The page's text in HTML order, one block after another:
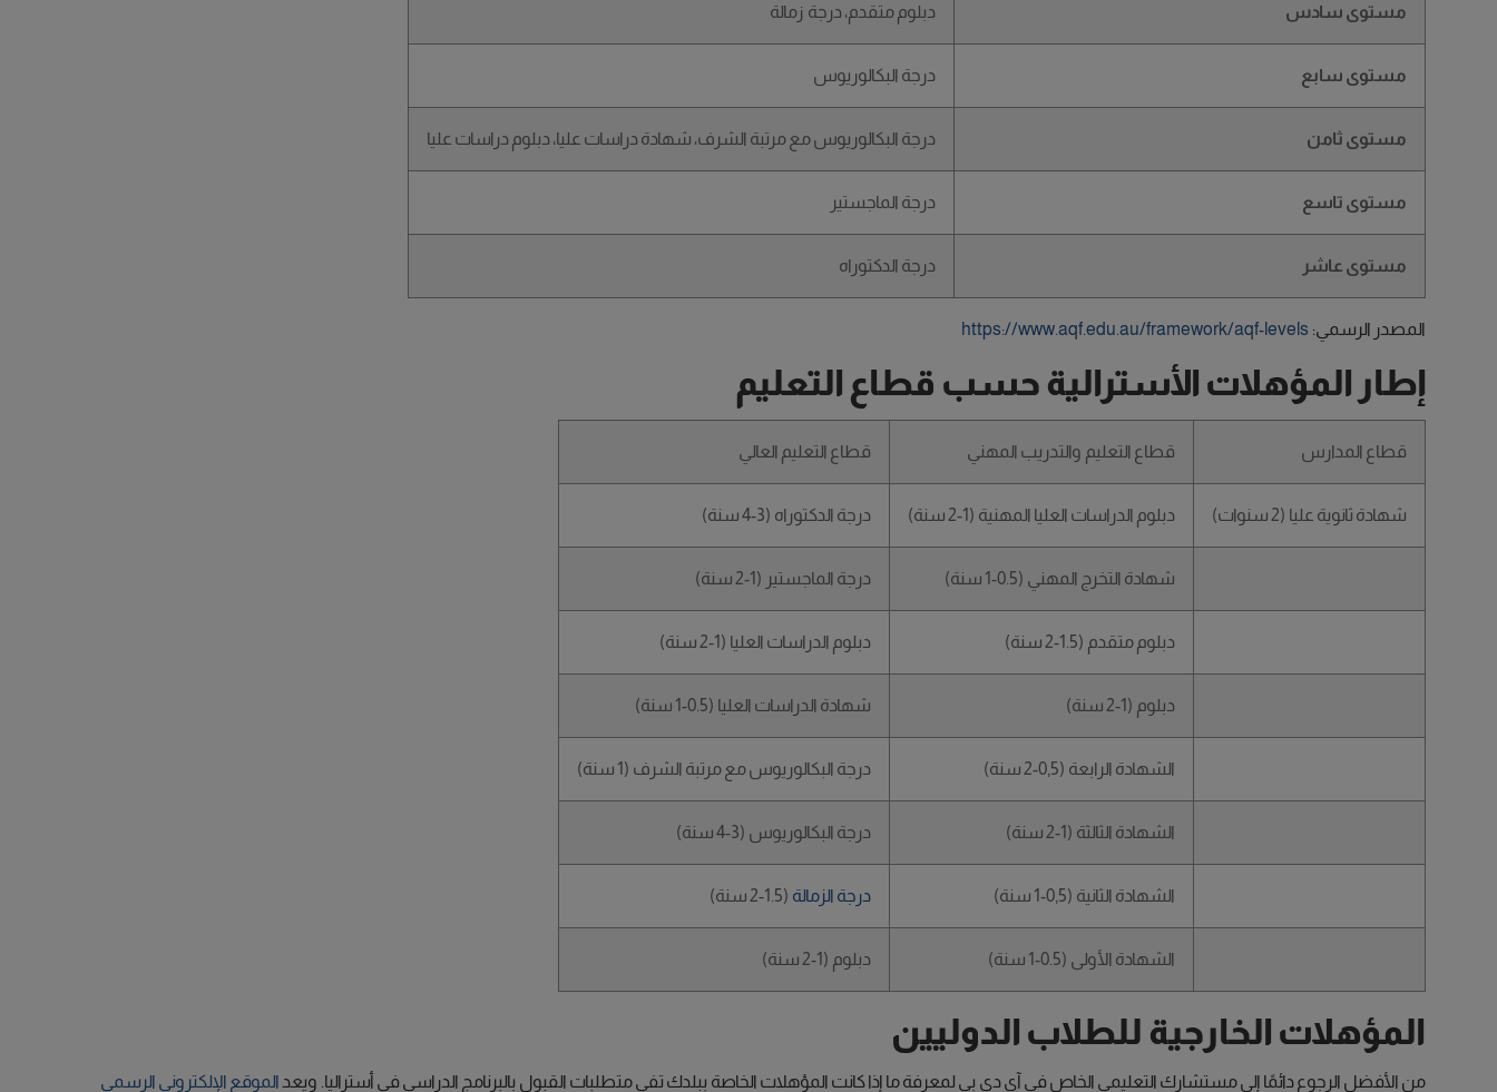
مستوى سادس دبلوم متقدم، درجة زمالة
مستوى سابع درجة البكالوريوس
مستوى ثامن درجة البكالوريوس مع مرتبة الشرف، شهادة دراسات عليا، دبلوم دراسات عليا
مستوى تاسع درجة الماجستير
مستوى عاشر درجة الدكتوراه
المصدر الرسمي: https://www.aqf.edu.au/framework/aqf-levels
إطار المؤهلات الأسترالية حسب قطاع التعليم
قطاع المدارس قطاع التعليم والتدريب المهني قطاع التعليم العالي
شهادة ثانوية عليا (2 سنوات) دبلوم الدراسات العليا المهنية (1-2 سنة) درجة الدكتوراه (3-4 سنة)
شهادة التخرج المهني (0.5-1 سنة) درجة الماجستير (1-2 سنة)
دبلوم متقدم (1.5-2 سنة) دبلوم الدراسات العليا (1-2 سنة)
دبلوم (1-2 سنة) شهادة الدراسات العليا (0.5-1 سنة)
الشهادة الرابعة (0,5-2 سنة) درجة البكالوريوس مع مرتبة الشرف (1 سنة)
الشهادة الثالثة (1-2 سنة) درجة البكالوريوس (3-4 سنة)
الشهادة الثانية (0,5-1 سنة) درجة الزمالة (1.5-2 سنة)
الشهادة الأولى (0.5-1 سنة) دبلوم (1-2 سنة)
المؤهلات الخارجية للطلاب الدوليين
من الأفضل الرجوع دائمًا إلى مستشارك التعليمي الخاص في آي دي بي لمعرفة ما إذا كانت المؤهلات الخاصة ببلدك تفي متطلبات القبول بالبرنامج الدراسي في أستراليا. ويعد الموقع الإلكتروني الرسمي